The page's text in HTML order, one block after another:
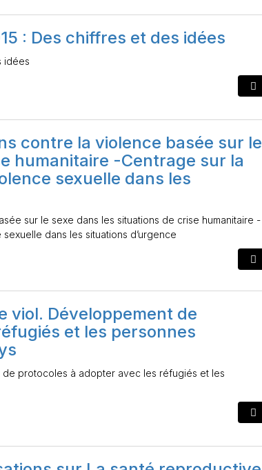
: Des chiffres et des idées
idées
contre la violence basée sur le
humanitaire -Centrage sur la
sexuelle dans les
sur le sexe dans les situations de crise humanitaire -
dans les situations d’urgence
viol. Développement de
et les personnes
protocoles à adopter avec les réfugiés et les